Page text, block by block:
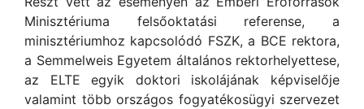
Minisztériuma felsőoktatási referense, a
minisztériumhoz kapcsolódó FSZK, a BCE rektora,
a Semmelweis Egyetem általános rektorhelyettese,
az ELTE egyik doktori iskolájának képviselője
valamint több országos fogyatékosügyi szervezet